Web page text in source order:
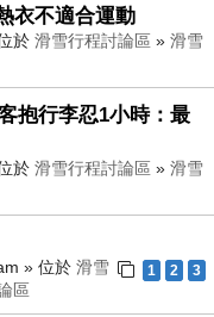
衣不適合運動
於 滑雪行程討論區 » 滑雪
抱行李忍1小時：最
於 滑雪行程討論區 » 滑雪
1 2 3
» 位於 滑雪
區